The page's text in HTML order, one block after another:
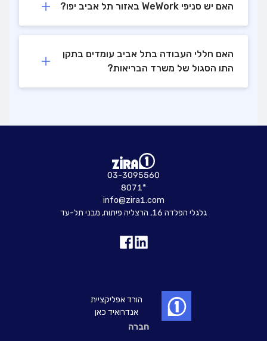
האם יש סניפי WeWork באזור תל אביב יפו?
האם חללי העבודה בתל אביב עומדים בתקן
התו הסגול של משרד הבריאות?
חברה
03-3095560
8071*
info@zira1.com
גלגלי הפלדה 16, הרצליה פיתוח, מבני תל-עד
הורד אפליקציית
אנדרואיד כאן